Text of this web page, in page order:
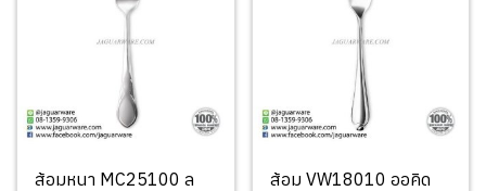
ส้อมหนา MC25100 ล
ส้อม VW18010 ออคิด